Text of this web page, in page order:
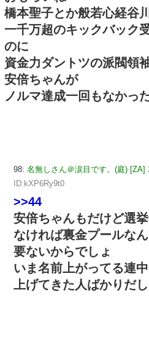
橋本聖子とか般若心経谷
一千万超のキックバック
のに
資金力ダントツの派閥領
安倍ちゃんが
ノルマ達成一回もなかっ
98: 名無しさん＠涙目です。(庭) [ZA]
ID:kXP6Ry9t0
>>44
安倍ちゃんもだけど選
なければ裏金プールな
要ないからでしょ
いま名前上がってる連
上げてきた人ばかりだし